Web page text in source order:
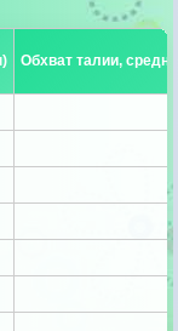
Обхват талии,